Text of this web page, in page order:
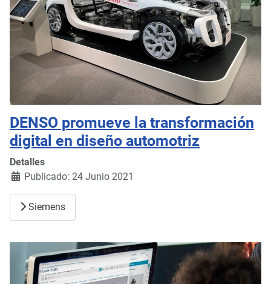
DENSO promueve la transformación
digital en diseño automotriz
Detalles
Publicado: 24 Junio 2021
Siemens